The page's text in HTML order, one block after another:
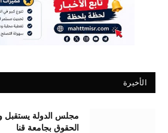
الأخيرة
مجلس الدولة يستقبل
الحقوق بجامعة قنا